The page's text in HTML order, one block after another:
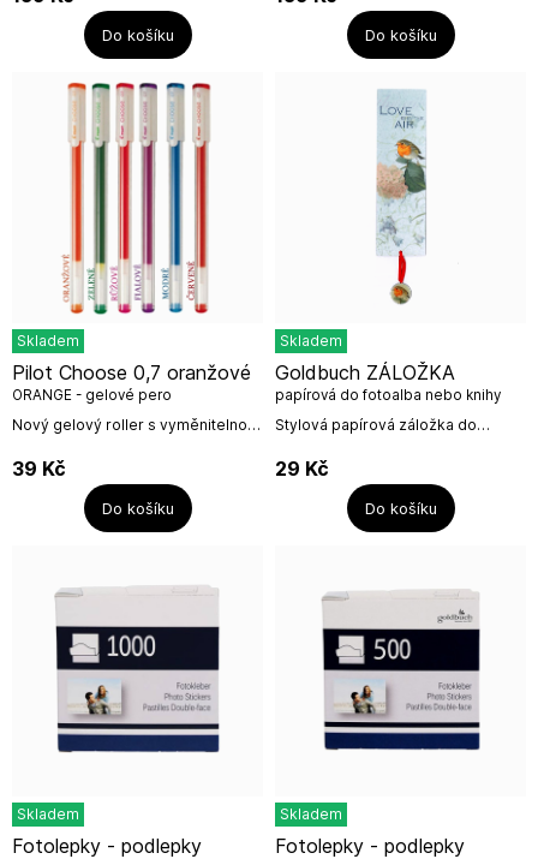
B.V.Boschstraat 23A 6442 PB
BrunssumKontakt:...
Do košíku
štítky- pro všechny druhy...
Do košíku
Skladem
Nový gelový roller s vyměnitelnou
je světlostálá a vodostálá.
moderní, jednoduchý a zároveň...
Pilot Choose 0,7 oranžové
ORANGE - gelové pero
39 Kč
Do košíku
Skladem
Stylová papírová záložka do
přívěškem (průměr 24mm) na
červené stužce.Rozměr: 18,5 x
Goldbuch ZÁLOŽKA
papírová do fotoalba nebo knihy
PTÁČEK
29 Kč
Do košíku
Skladem
Fotolepky - podlepky
Skladem
Fotolepky - podlepky